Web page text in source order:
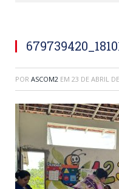
POR ASCOM2 EM 23 DE ABRIL